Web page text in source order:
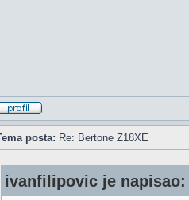
posta: Re: Bertone Z18XE
ivanfilipovic je napisao: